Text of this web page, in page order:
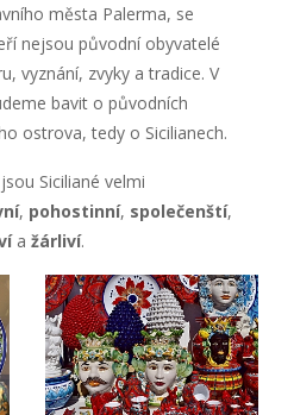
města Palerma, se
nejsou původní obyvatelé
vyznání, zvyky a tradice. V
bavit o původních
ostrova, tedy o Sicilianech.
Siciliané velmi
, pohostinní, společenští,
a žárliví.